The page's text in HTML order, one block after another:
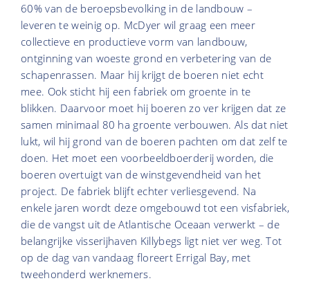
60% van de beroepsbevolking in de landbouw –
leveren te weinig op. McDyer wil graag een meer
collectieve en productieve vorm van landbouw,
ontginning van woeste grond en verbetering van de
schapenrassen. Maar hij krijgt de boeren niet echt
mee. Ook sticht hij een fabriek om groente in te
blikken. Daarvoor moet hij boeren zo ver krijgen dat ze
samen minimaal 80 ha groente verbouwen. Als dat niet
lukt, wil hij grond van de boeren pachten om dat zelf te
doen. Het moet een voorbeeldboerderij worden, die
boeren overtuigt van de winstgevendheid van het
project. De fabriek blijft echter verliesgevend. Na
enkele jaren wordt deze omgebouwd tot een visfabriek,
die de vangst uit de Atlantische Oceaan verwerkt – de
belangrijke visserijhaven Killybegs ligt niet ver weg. Tot
op de dag van vandaag floreert Errigal Bay, met
tweehonderd werknemers.